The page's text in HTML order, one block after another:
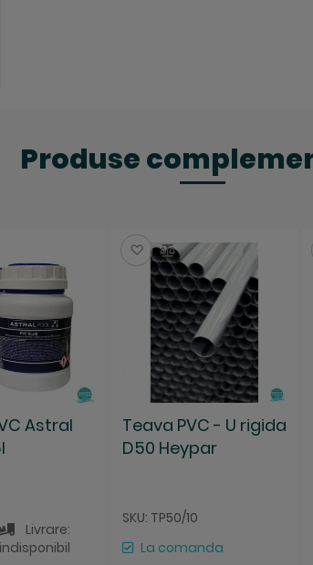
Produse
Astral
Livrare:
indisponibil
Teava PVC - U rigida
D50 Heypar
SKU: TP50/10
La comanda
SalveazaCompara